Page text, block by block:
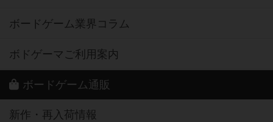
ボードゲーム業界コラム
ボドゲーマご利用案内
ボードゲーム通販
新作・再入荷情報